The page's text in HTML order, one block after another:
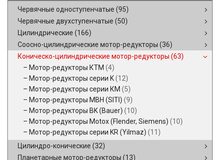
Червячные одноступенчатые (95)
Червячные двухступенчатые (50)
Цилиндрические (166)
Соосно-цилиндрические мотор-редукторы (36)
Коническо-цилиндрические мотор-редукторы (63)
Мотор-редукторы КТМ (4)
Мотор-редукторы серии K(12)
Мотор-редукторы серии КМ (5)
Мотор-редукторы MBH (SITI) (9)
Мотор-редукторы BK (Bauer) (10)
Мотор-редукторы Motox (Flender, Siemens) (10)
Мотор-редукторы серии KR (Yilmaz) (11)
Цилиндро-конические (32)
Планетарные мотор-редукторы (13)